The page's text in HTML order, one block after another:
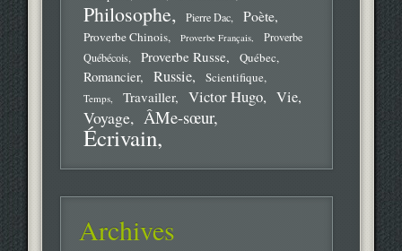
Philosophe Pierre Dac Poète
Proverbe Chinois Proverbe Français
Proverbe
Québécois
Proverbe Russe Québec
Romancier Russie Scientifique
Temps Travailler Victor Hugo Vie
Voyage ÂMe-sœur
Écrivain
Archives